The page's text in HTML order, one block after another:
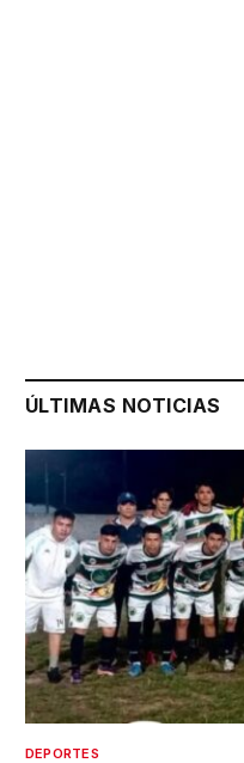
ÚLTIMAS NOTICIAS
DEPORTES